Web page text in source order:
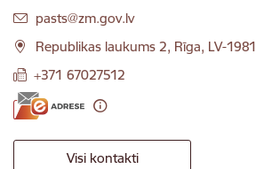
E-pasts:
pasts@zm.gov.lv
Republikas laukums 2, Rīga, LV-1981
+371 67027512
Visi kontakti